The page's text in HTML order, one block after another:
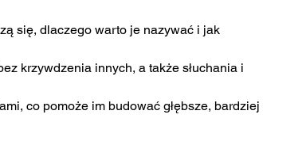
się, dlaczego warto je nazywać i jak
krzywdzenia innych, a także słuchania i
co pomoże im budować głębsze, bardziej